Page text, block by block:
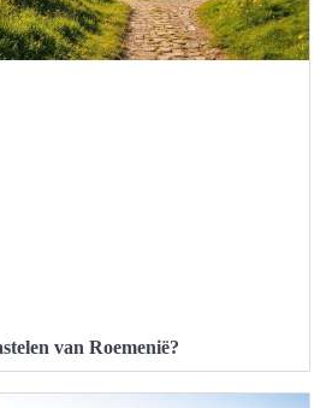
van Roemenië?